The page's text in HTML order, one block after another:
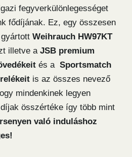
fegyverkülönlegességet
fődíjának. Ez, egy összesen
Weihrauch HW97KT
illetve a JSB premium
és a Sportsmatch
is az összes nevező
mindenkinek legyen
összértéke így több mint
való induláshoz